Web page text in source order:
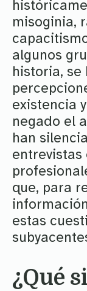
misoginia,
algunos
historia, se
existencia
negado el
han
entrevistas
que, para
estas
¿Qué